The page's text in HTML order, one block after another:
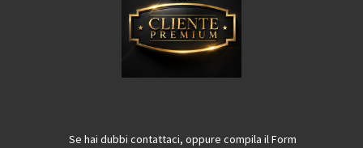
Se hai dubbi contattaci, oppure compila il Form